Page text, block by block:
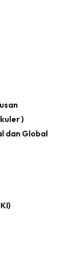
)
dan Global